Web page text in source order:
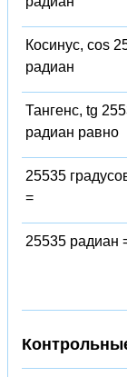
Косинус, cos
радиан
Тангенс, tg
радиан равно
25535
=
25535 радиан